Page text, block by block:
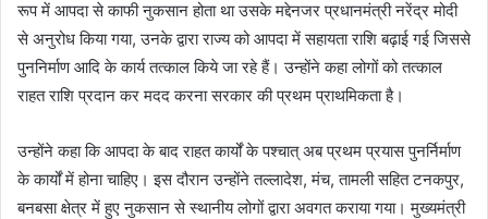
रूप में आपदा से काफी नुकसान होता था उसके मद्देनजर प्रधानमंत्री नरेंद्र मोदी
से अनुरोध किया गया, उनके द्वारा राज्य को आपदा में सहायता राशि बढ़ाई गई जिससे
पुननिर्माण आदि के कार्य तत्काल किये जा रहे हैं। उन्होंने कहा लोगों को तत्काल
राहत राशि प्रदान कर मदद करना सरकार की प्रथम प्राथमिकता है।
उन्होंने कहा कि आपदा के बाद राहत कार्यों के पश्चात् अब प्रथम प्रयास पुनर्निर्माण
के कार्यों में होना चाहिए। इस दौरान उन्होंने तल्लादेश, मंच, तामली सहित टनकपुर,
बनबसा क्षेत्र में हुए नुकसान से स्थानीय लोगों द्वारा अवगत कराया गया। मुख्यमंत्री